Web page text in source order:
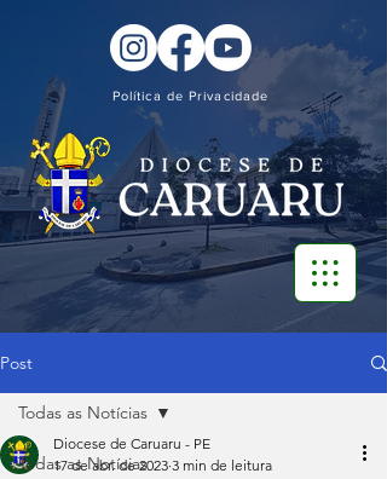
Política de Privacidade
Post
Todas as Notícias
Todas as Notícias
Diocese de Caruaru - PE
17 de abr. de 2023 3 min de leitura